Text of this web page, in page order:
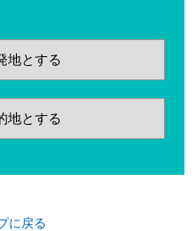
地とする
地とする
に戻る